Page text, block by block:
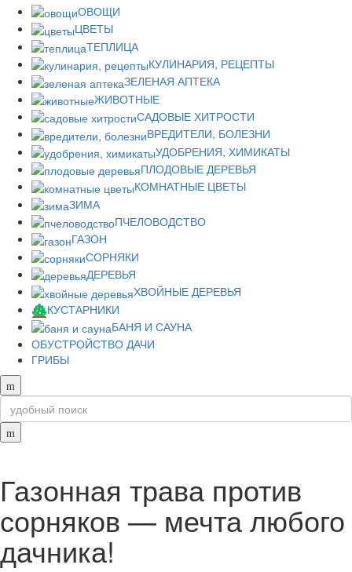
ОВОЩИ
ЦВЕТЫ
ТЕПЛИЦА
КУЛИНАРИЯ, РЕЦЕПТЫ
ЗЕЛЕНАЯ АПТЕКА
ЖИВОТНЫЕ
САДОВЫЕ ХИТРОСТИ
ВРЕДИТЕЛИ, БОЛЕЗНИ
УДОБРЕНИЯ, ХИМИКАТЫ
ПЛОДОВЫЕ ДЕРЕВЬЯ
КОМНАТНЫЕ ЦВЕТЫ
ЗИМА
ПЧЕЛОВОДСТВО
ГАЗОН
СОРНЯКИ
ДЕРЕВЬЯ
ХВОЙНЫЕ ДЕРЕВЬЯ
КУСТАРНИКИ
БАНЯ И САУНА
ОБУСТРОЙСТВО ДАЧИ
ГРИБЫ
Газонная трава против
сорняков — мечта любого
дачника!